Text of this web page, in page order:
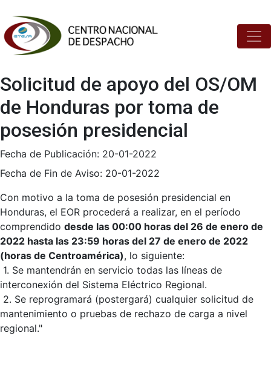
Solicitud de apoyo del OS/OM
de Honduras por toma de
posesión presidencial
Fecha de Publicación: 20-01-2022
Fecha de Fin de Aviso: 20-01-2022
Con motivo a la toma de posesión presidencial en
Honduras, el EOR procederá a realizar, en el período
comprendido desde las 00:00 horas del 26 de enero de
2022 hasta las 23:59 horas del 27 de enero de 2022
(horas de Centroamérica), lo siguiente:
1. Se mantendrán en servicio todas las líneas de
interconexión del Sistema Eléctrico Regional.
2. Se reprogramará (postergará) cualquier solicitud de
mantenimiento o pruebas de rechazo de carga a nivel
regional."